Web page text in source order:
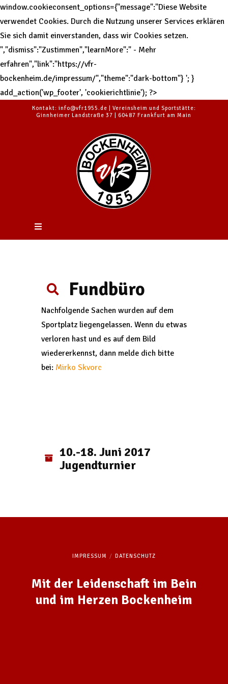
window.cookieconsent_options={"message":"Diese Website
verwendet Cookies. Durch die Nutzung unserer Services erklären
Sie sich damit einverstanden, dass wir Cookies setzen.
","dismiss":"Zustimmen","learnMore":" - Mehr
erfahren","link":"https://vfr-
bockenheim.de/impressum/","theme":"dark-bottom"} '; }
add_action('wp_footer', 'cookierichtlinie'); ?>
Kontakt: info@vfr1955.de | Vereinsheim und Sportstätte:
Ginnheimer Landstraße 37 | 60487 Frankfurt am Main
Fundbüro
Nachfolgende Sachen wurden auf dem
Sportplatz liegengelassen. Wenn du etwas
verloren hast und es auf dem Bild
wiedererkennst, dann melde dich bitte
bei: Mirko Skvorc
10.-18. Juni 2017
Jugendturnier
IMPRESSUM DATENSCHUTZ
Mit der Leidenschaft im Bein
und im Herzen Bockenheim